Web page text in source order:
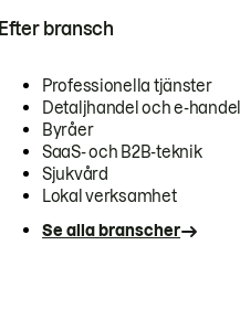
Efter bransch
Professionella tjänster
Detaljhandel och e-handel
Byråer
SaaS- och B2B-teknik
Sjukvård
Lokal verksamhet
Se alla branscher